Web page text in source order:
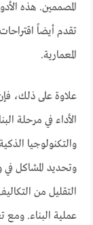
المصممين. هذه
تقدم أيضاً
المعمارية.
علاوة على ذلك،
الأداء في مرحلة
والتكنولوجيا
وتحديد المشاكل
التقليل من
عملية البناء. ومع